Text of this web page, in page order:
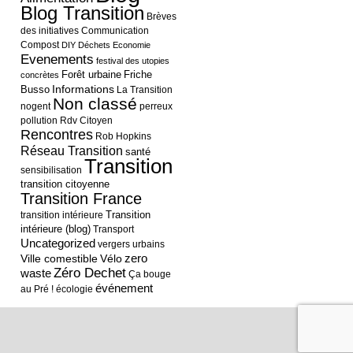
Blog Transition Brèves
des initiatives Communication
Compost DIY Déchets Economie
Evenements festival des utopies
concrètes Forêt urbaine Friche
Busso Informations La Transition
nogent Non classé perreux
pollution Rdv Citoyen
Rencontres Rob Hopkins
Réseau Transition santé
sensibilisation Transition
transition citoyenne
Transition France
transition intérieure Transition
intérieure (blog) Transport
Uncategorized vergers urbains
Ville comestibleVélozero
wasteZéro Dechet Ça bouge
au Pré ! écologie événement